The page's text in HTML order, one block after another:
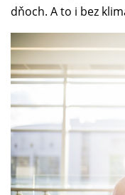
dňoch. A to i bez